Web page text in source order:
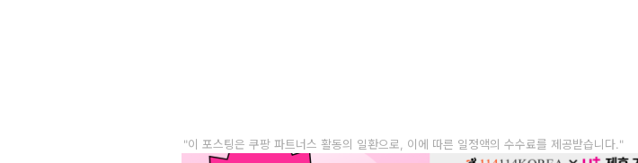
"이 포스팅은 쿠팡 파트너스 활동의 일환으로, 이에 따른 일정액의 수수료를 제공받습니다."